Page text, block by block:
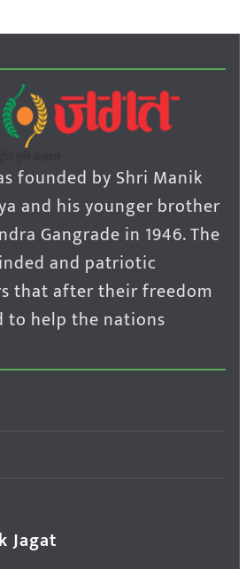
founded by Shri Manik
and his younger brother
Gangrade in 1946. The
and patriotic
that after their freedom
to help the nations
Jagat